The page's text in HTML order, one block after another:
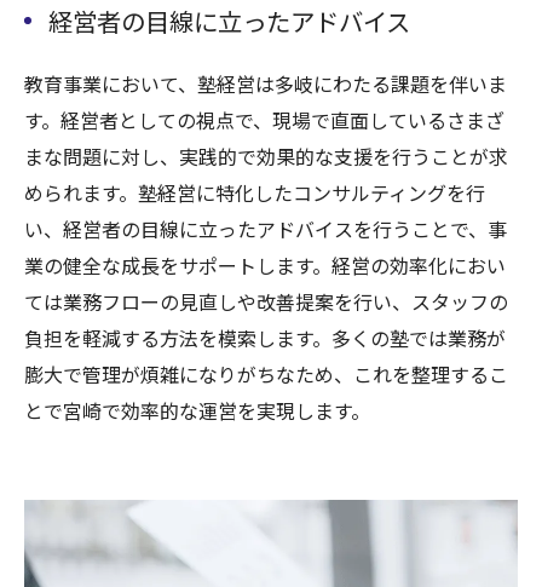
経営者の目線に立ったアドバイス
教育事業において、塾経営は多岐にわたる課題を伴いま
す。経営者としての視点で、現場で直面しているさまざ
まな問題に対し、実践的で効果的な支援を行うことが求
められます。塾経営に特化したコンサルティングを行
い、経営者の目線に立ったアドバイスを行うことで、事
業の健全な成長をサポートします。経営の効率化におい
ては業務フローの見直しや改善提案を行い、スタッフの
負担を軽減する方法を模索します。多くの塾では業務が
膨大で管理が煩雑になりがちなため、これを整理するこ
とで宮崎で効率的な運営を実現します。